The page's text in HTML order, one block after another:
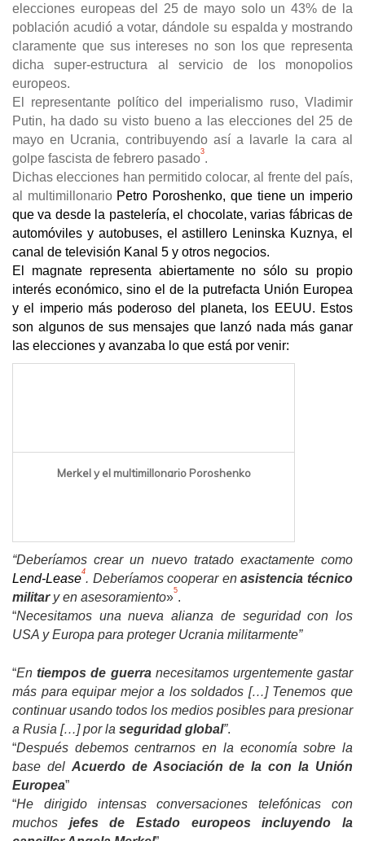
elecciones europeas del 25 de mayo solo un 43% de la
población acudió a votar, dándole su espalda y mostrando
claramente que sus intereses no son los que representa
dicha super-estructura al servicio de los monopolios
europeos.
El representante político del imperialismo ruso, Vladimir
Putin, ha dado su visto bueno a las elecciones del 25 de
mayo en Ucrania, contribuyendo así a lavarle la cara al
golpe fascista de febrero pasado3.
Dichas elecciones han permitido colocar, al frente del país,
al multimillonario Petro Poroshenko, que tiene un imperio
que va desde la pastelería, el chocolate, varias fábricas de
automóviles y autobuses, el astillero Leninska Kuznya, el
canal de televisión Kanal 5 y otros negocios.
El magnate representa abiertamente no sólo su propio
interés económico, sino el de la putrefacta Unión Europea
y el imperio más poderoso del planeta, los EEUU. Estos
son algunos de sus mensajes que lanzó nada más ganar
las elecciones y avanzaba lo que está por venir:
Merkel y el multimillonario Poroshenko
“Deberíamos crear un nuevo tratado exactamente como
Lend-Lease4. Deberíamos cooperar enasistencia técnico
military en asesoramiento»5.
“Necesitamos una nueva alianza de seguridad con los
USA y Europa para proteger Ucrania militarmente”
“Entiempos de guerranecesitamos urgentemente gastar
más para equipar mejor a los soldados […] Tenemos que
continuar usando todos los medios posibles para presionar
a Rusia […] por la seguridad global”.
“Después debemos centrarnos en la economía sobre la
base del Acuerdo de Asociación de la con la Unión
Europea”
“He dirigido intensas conversaciones telefónicas con
muchos jefes de Estado europeos incluyendo la